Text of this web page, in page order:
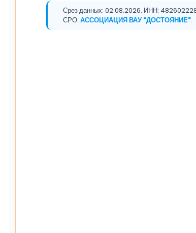
Срез данных: 02.08.2026. ИНН:
СРО: АССОЦИАЦИЯ ВАУ "ДОСТОЯНИЕ".